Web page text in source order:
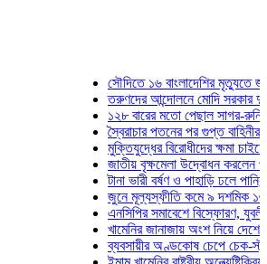
সৌদিতে ১৬ বাংলাদেশির মৃত্যুতে
তরুণদের আন্দোলনে মোদি সরকার দুর্বল
১২৮ বারের মতো পেছাল সাগর-রুনি হত্যা
স্বৈরাচার পতনের পর গুপ্ত বাহিনীর
মুক্তিযুদ্ধের বিরোধীদের ক্ষমা চাইতে হবে:
জাতীয় বৃক্ষমেলা উদ্বোধন করলেন
টানা ভারী বর্ষণ ও পাহাড়ি ঢলে পানিবন্দি
জুনে মূল্যস্ফীতি কমে ৯ দশমিক ১৬ শতাংশ
এনসিপির সমাবেশে বিস্ফোরণ, যুবলীগের দুই
খামেনির জানাজায় অংশ নিয়ে দেশে ফিরলেন
ব্যবসায়ীর অণ্ডকোষ চেপে চেক-স্ট্যাম্পে